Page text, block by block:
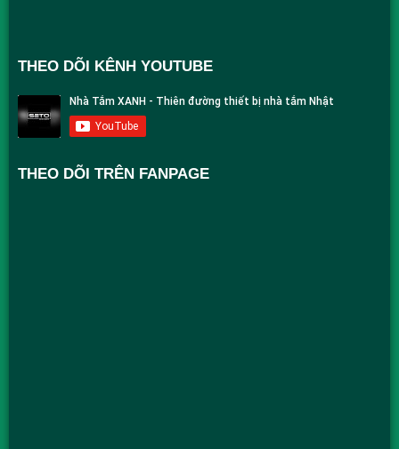
THEO DÕI KÊNH YOUTUBE
THEO DÕI TRÊN FANPAGE